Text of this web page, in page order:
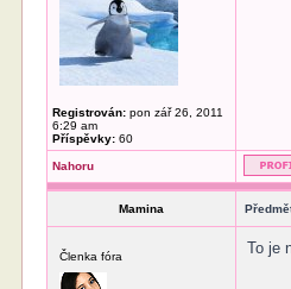
Registrován: pon zář 26, 2011
6:29 am
Příspěvky: 60
Nahoru
Mamina
Členka fóra To je